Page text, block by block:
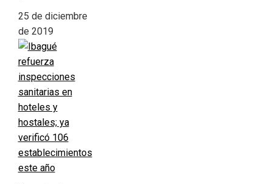
25 de diciembre
de 2019